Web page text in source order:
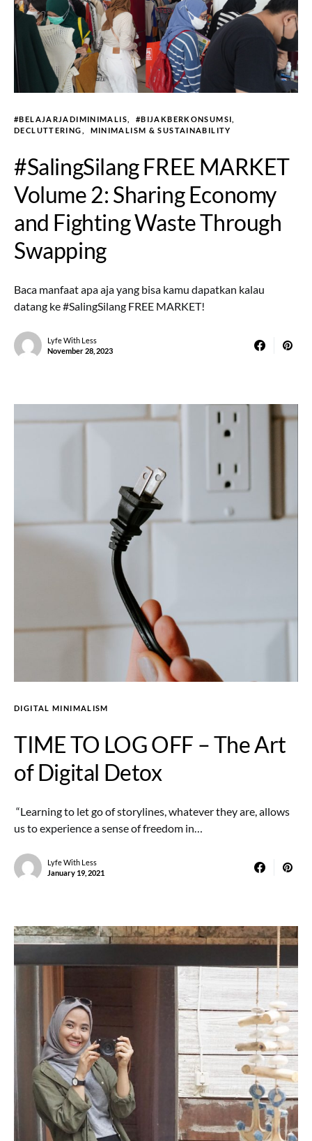
#BELAJARJADIMINIMALIS
#BIJAKBERKONSUMSI
DECLUTTERING
MINIMALISM & SUSTAINABILITY
#SalingSilang FREE MARKET
Volume 2: Sharing Economy
and Fighting Waste Through
Swapping
Baca manfaat apa aja yang bisa kamu dapatkan kalau
datang ke #SalingSilang FREE MARKET!
Lyfe With Less
November 28, 2023
DIGITAL MINIMALISM
TIME TO LOG OFF – The Art
of Digital Detox
“Learning to let go of storylines, whatever they are, allows
us to experience a sense of freedom in…
Lyfe With Less
January 19, 2021